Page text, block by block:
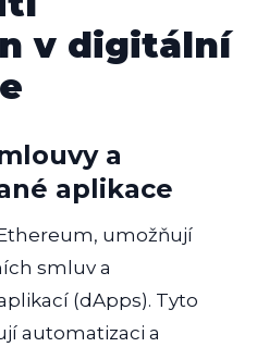
v digitální
a
aplikace
umožňují
smluv a
(dApps). Tyto
automatizaci a